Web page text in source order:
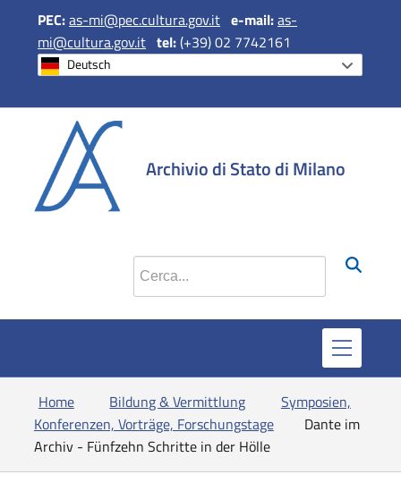
PEC:as-mi@pec.cultura.gov.it e-mail:as-
mi@cultura.gov.it tel:(+39) 02 7742161
Deutsch
Archivio di Stato di Milano
Cerca nel sito
Home Bildung & Vermittlung
Symposien,
Konferenzen, Vorträge, Forschungstage
Dante im
Archiv - Fünfzehn Schritte in der Hölle